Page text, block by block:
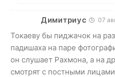
Димитриус 07
Токаеву бы пиджачок на
падишаха на паре
он слушает Рахмона, а на
смотрят с постными